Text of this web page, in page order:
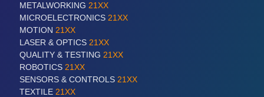
METALWORKING 21XX
MICROELECTRONICS 21XX
MOTION 21XX
LASER & OPTICS 21XX
QUALITY & TESTING 21XX
ROBOTICS 21XX
SENSORS & CONTROLS 21XX
TEXTILE 21XX